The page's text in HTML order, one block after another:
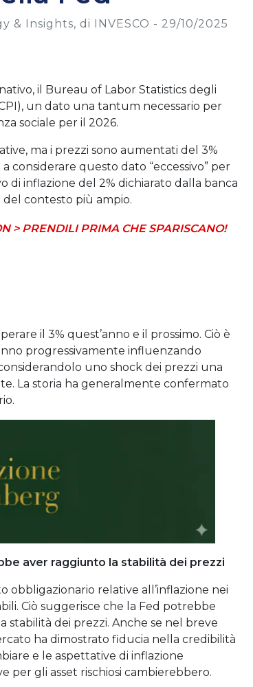
& Insights, di INVESCO - 29/10/2025
il Bureau of Labor Statistics degli
un dato una tantum necessario per
sociale per il 2026.
ma i prezzi sono aumentati del 3%
considerare questo dato “eccessivo” per
inflazione del 2% dichiarato dalla banca
contesto più ampio.
> PRENDILI PRIMA CHE SPARISCANO!
il 3% quest’anno e il prossimo. Ciò è
progressivamente influenzando
uno shock dei prezzi una
La storia ha generalmente confermato
aver raggiunto la stabilità dei prezzi
relative all’inflazione nei
Ciò suggerisce che la Fed potrebbe
stabilità dei prezzi. Anche se nel breve
ha dimostrato fiducia nella credibilità
e le aspettative di inflazione
per gli asset rischiosi cambierebbero.